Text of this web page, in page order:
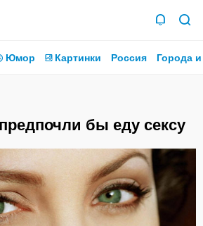
Юмор Картинки Россия Города
бы еду сексу